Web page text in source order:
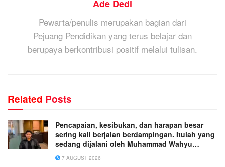
Ade Dedi
Pewarta/penulis merupakan bagian dari
Pejuang Pendidikan yang terus belajar dan
berupaya berkontribusi positif melalui tulisan.
Related Posts
Pencapaian, kesibukan, dan harapan besar
sering kali berjalan berdampingan. Itulah yang
sedang dijalani oleh Muhammad Wahyu
Wicaksana.
7 AUGUST 2026